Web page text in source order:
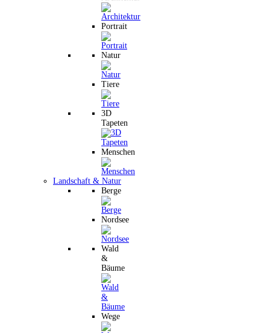
Portrait
Natur
Tiere
3D
Tapeten
Menschen
Landschaft & Natur
Berge
Nordsee
Wald
&
Bäume
Wege